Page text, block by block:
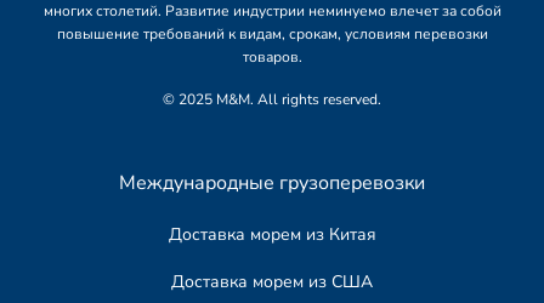
многих столетий. Развитие индустрии неминуемо влечет за собой
повышение требований к видам, срокам, условиям перевозки
товаров.
© 2025 M&M. All rights reserved.
Международные грузоперевозки
Доставка морем из Китая
Доставка морем из США